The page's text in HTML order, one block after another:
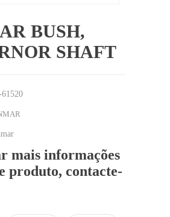
BUSH,
SHAFT
61520
mais informações
produto, contacte-